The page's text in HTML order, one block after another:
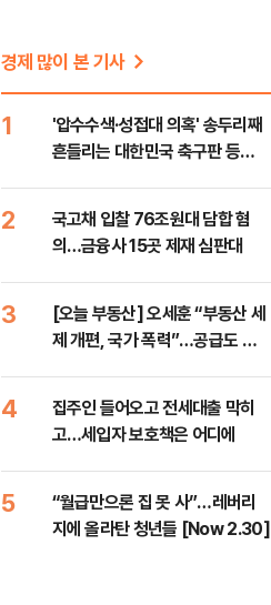
경제 많이 본 기사
1
'압수수색·성접대 의혹' 송두리째
흔들리는 대한민국 축구판 등
2
국고채 입찰 76조원대 담합 혐
의…금융사 15곳 제재 심판대
3
[오늘 부동산] 오세훈 “부동산 세
제 개편, 국가 폭력”…공급도 정
4
집주인 들어오고 전세대출 막히
고…세입자 보호책은 어디에
5
“월급만으론 집 못 사”…레버리
지에 올라탄 청년들 [Now 2.30]